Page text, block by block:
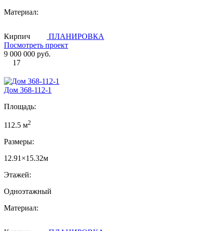
Материал:
Кирпич
ПЛАНИРОВКА
Посмотреть проект
9 000 000 руб.
17
Дом 368-112-1
Площадь:
112.5 м2
Размеры:
12.91×15.32м
Этажей:
Одноэтажный
Материал: